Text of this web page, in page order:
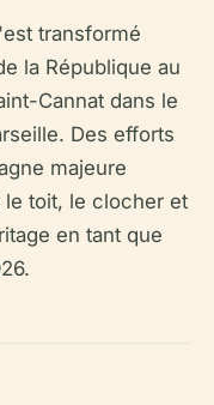
transformé
la République au
Cannat dans le
Des efforts
majeure
toit, le clocher et
en tant que